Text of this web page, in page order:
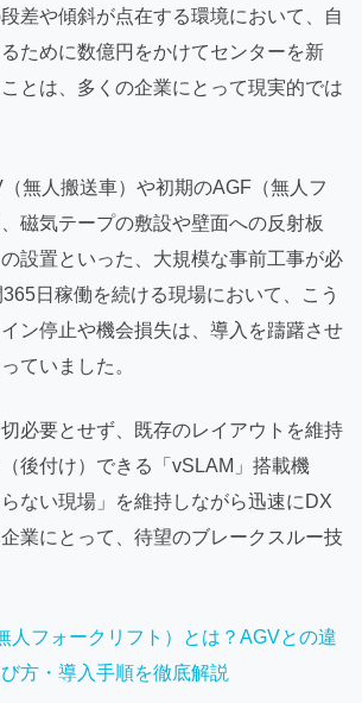
差や傾斜が点在する環境において、自
ために数億円をかけてセンターを新
とは、多くの企業にとって現実的では
無人搬送車）や初期のAGF（無人フ
磁気テープの敷設や壁面への反射板
の設置といった、大規模な事前工事が必
日稼働を続ける現場において、こう
ン停止や機会損失は、導入を躊躇させ
ていました。
必要とせず、既存のレイアウトを維持
後付け）できる「vSLAM」搭載機
ない現場」を維持しながら迅速にDX
業にとって、待望のブレークスルー技
人フォークリフト）とは？AGVとの違
方・導入手順を徹底解説